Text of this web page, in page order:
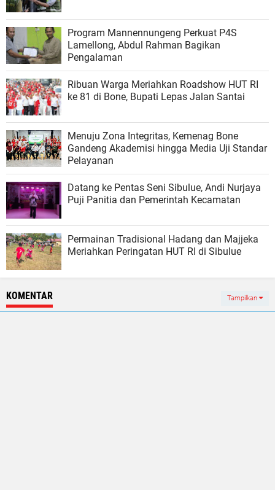
Program Mannennungeng Perkuat P4S
Lamellong, Abdul Rahman Bagikan
Pengalaman
Ribuan Warga Meriahkan Roadshow HUT RI
ke 81 di Bone, Bupati Lepas Jalan Santai
Menuju Zona Integritas, Kemenag Bone
Gandeng Akademisi hingga Media Uji Standar
Pelayanan
Datang ke Pentas Seni Sibulue, Andi Nurjaya
Puji Panitia dan Pemerintah Kecamatan
Permainan Tradisional Hadang dan Majjeka
Meriahkan Peringatan HUT RI di Sibulue
KOMENTAR Tampilkan